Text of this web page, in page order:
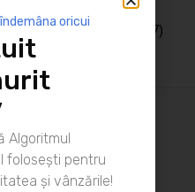
(81)
Spiritualitate
(127)
oricui
Algoritmul
folosești pentru
și vânzările!